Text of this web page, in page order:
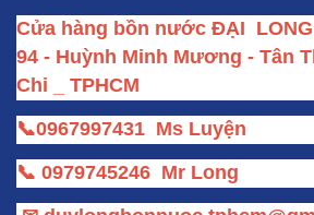
Cửa hàng bồn nước ĐẠI  LONG
94 - Huỳnh Minh Mương - Tân
Chi _ TPHCM
📞0967997431Ms Luyện
📞0979745246Mr Long